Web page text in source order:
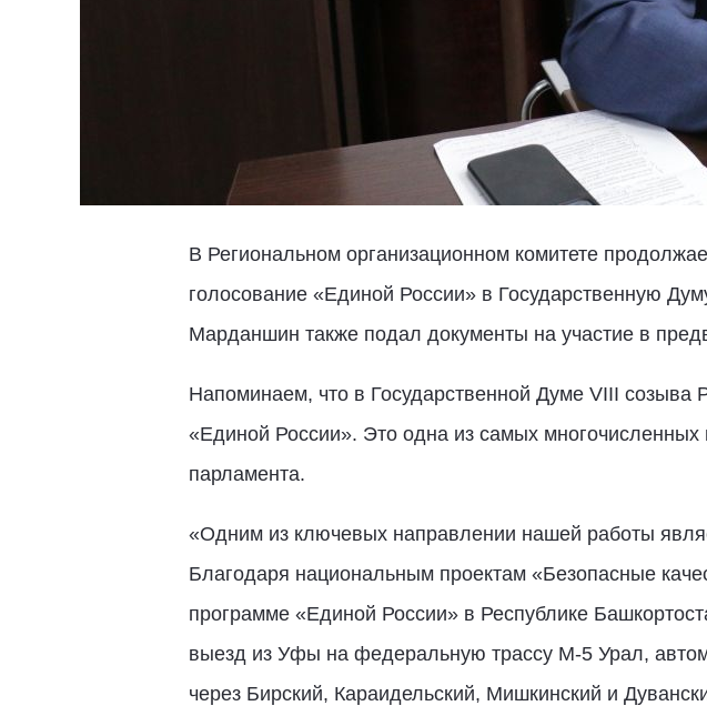
В Региональном организационном комитете
голосование «Единой России» в Государственную
Марданшин также подал документы на участие в
Напоминаем, что в Государственной Думе VIII созыва
«Единой России». Это одна из самых
парламента.
«Одним из ключевых направлении нашей работы
Благодаря национальным проектам «Безопасные
программе «Единой России» в Республике
выезд из Уфы на федеральную трассу М-5 Урал,
через Бирский, Караидельский, Мишкинский и